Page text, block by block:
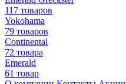
117 товаров
Yokohama
79 товаров
Continental
72 товара
Emerald
61 товар